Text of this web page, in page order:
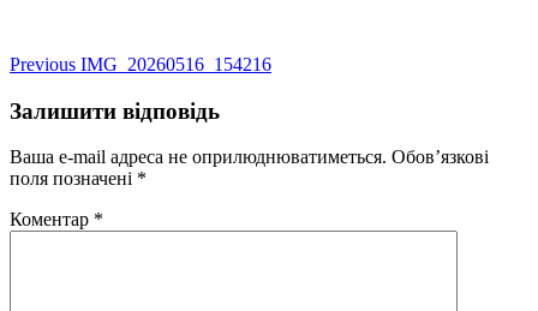
Навігація
записів
Previous Previous
IMG_20260516_154216
Залишити відповідь
Ваша e-mail адреса не оприлюднюватиметься. Обов’язкові
поля позначені *
Коментар *